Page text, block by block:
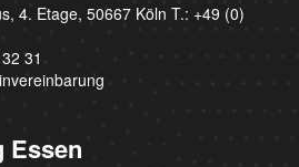
4. Etage, 50667 Köln T.: +49 (0)
31
Essen